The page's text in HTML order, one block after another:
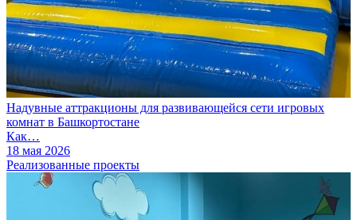
Надувные аттракционы для развивающейся сети игровых
комнат в Башкортостане
Как…
18 мая 2026
Реализованные проекты